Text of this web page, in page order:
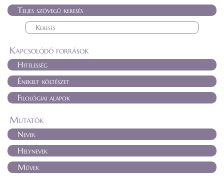
Teljes szövegű keresés
Kapcsolódó források
Hitelesség
Énekelt költészet
Filológiai alapok
Mutatók
Nevek
Helynevek
Művek